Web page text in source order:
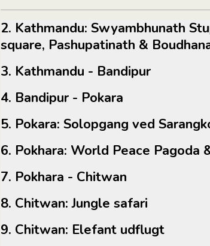
2. Kathmandu: Swyambhunath Stupa, Dubar
square, Pashupatinath &
3. Kathmandu - Bandipur
4. Bandipur - Pokara
5. Pokara: Solopgang ved
6. Pokhara: World Peace Pagoda
7. Pokhara - Chitwan
8. Chitwan: Jungle safari
9. Chitwan: Elefant udflugt